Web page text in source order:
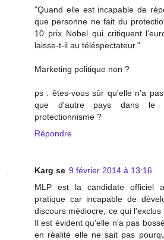
"Quand elle est incapable de
que personne ne fait du
10 prix Nobel qui critiquent
laisse-t-il au téléspectateur."
Marketing politique non ?
ps : êtes-vous sûr qu'elle n'a
que d'autre pays dans le
protectionnisme ?
Répondre
Karg se 9 février 2014 à 13:16
MLP est la candidate officiel
pratique car incapable de
discours médiocre, ce qui
Il est évident qu'elle n'a pas
en réalité elle ne sait pas